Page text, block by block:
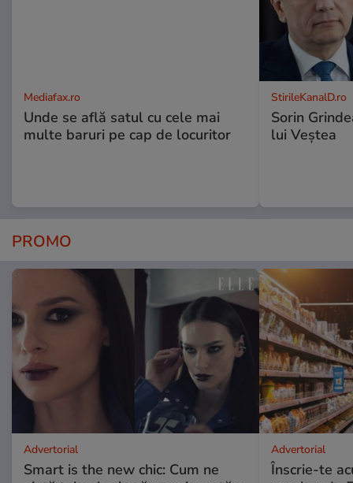
Mediafax.ro
Unde se află satul cu cele mai
multe baruri pe cap de locuritor
StirileKanalD.ro
Sorin
lui Veștea
PROMO
Advertorial
Smart is the new chic: Cum ne
Advertorial
Înscrie-te